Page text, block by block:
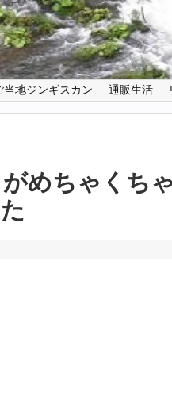
当地ジンギスカン 通販生活
めちゃくち